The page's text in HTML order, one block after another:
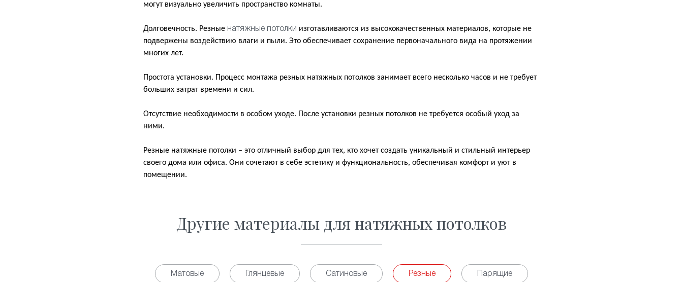
могут визуально увеличить пространство комнаты.
Долговечность. Резные натяжные потолки изготавливаются из высококачественных материалов, которые не
подвержены воздействию влаги и пыли. Это обеспечивает сохранение первоначального вида на протяжении
многих лет.
Простота установки. Процесс монтажа резных натяжных потолков занимает всего несколько часов и не требует
больших затрат времени и сил.
Отсутствие необходимости в особом уходе. После установки резных потолков не требуется особый уход за
ними.
Резные натяжные потолки – это отличный выбор для тех, кто хочет создать уникальный и стильный интерьер
своего дома или офиса. Они сочетают в себе эстетику и функциональность, обеспечивая комфорт и уют в
помещении.
Другие материалы для натяжных потолков
Матовые Глянцевые Сатиновые Резные Парящие